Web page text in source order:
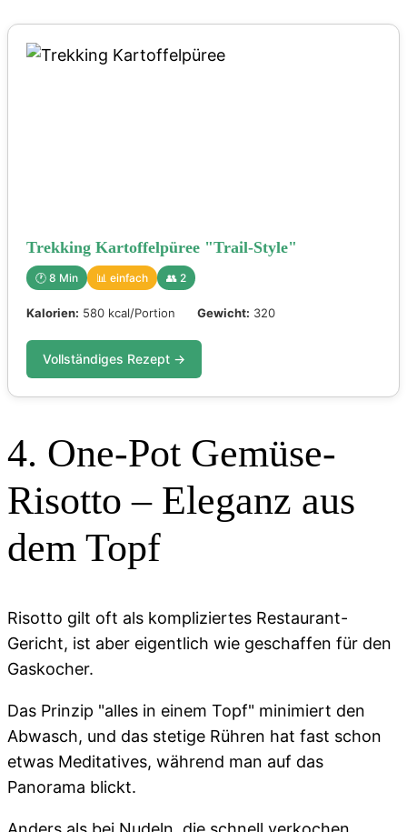
Trekking Kartoffelpüree "Trail-Style"
🕐 8 Min 📊 einfach 👥 2
Kalorien: 580 kcal/Portion Gewicht: 320
Vollständiges Rezept →
4. One-Pot Gemüse-
Risotto – Eleganz aus
dem Topf
Risotto gilt oft als kompliziertes Restaurant-
Gericht, ist aber eigentlich wie geschaffen für den
Gaskocher.
Das Prinzip "alles in einem Topf" minimiert den
Abwasch, und das stetige Rühren hat fast schon
etwas Meditatives, während man auf das
Panorama blickt.